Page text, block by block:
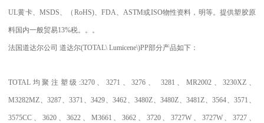
UL黄卡、 MSDS、 （ RoHS)、 FDA、ASTM或ISO物性资料，明等。提供塑胶原
料国内一般贸易13%税。。。
法国道达尔公司 道达尔(TOTAL\ Lumicene\)PP部分产品如下：
TOTAL 均聚注塑级 :3270、 3271 、3276 、 3281 、 MR2002、3230XZ 、
M3282MZ、3287、3371 、3429、3462、3480Z、3480Z、3481Z、3564、3571 、
3575CC 、 3620、3622 、 M3661 、3662 、 3720、3727W 、 3727W、 3727、